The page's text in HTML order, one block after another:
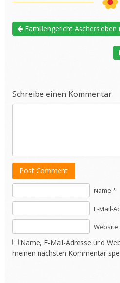
Familiengericht
Schreibe einen Kommentar
Post Comment
Name *
E-Mail-
Website
Name, E-Mail-Adresse und
meinen nächsten Kommentar